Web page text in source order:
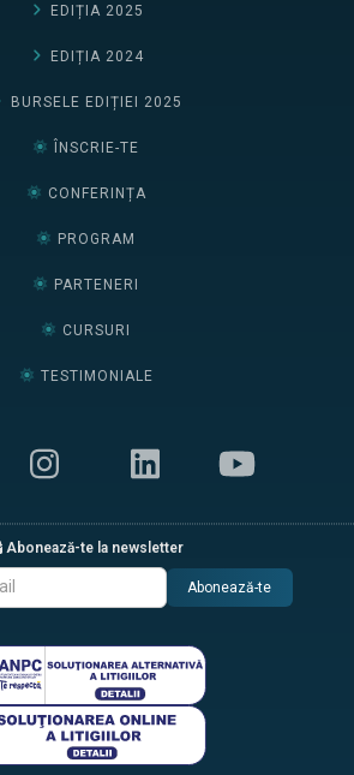
EDIȚIA 2025
EDIȚIA 2024
BURSELE EDIȚIEI 2025
ÎNSCRIE-TE
CONFERINȚA
PROGRAM
PARTENERI
CURSURI
TESTIMONIALE
Abonează-te la newsletter
Abonează-te